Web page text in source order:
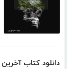
دانلود کتاب